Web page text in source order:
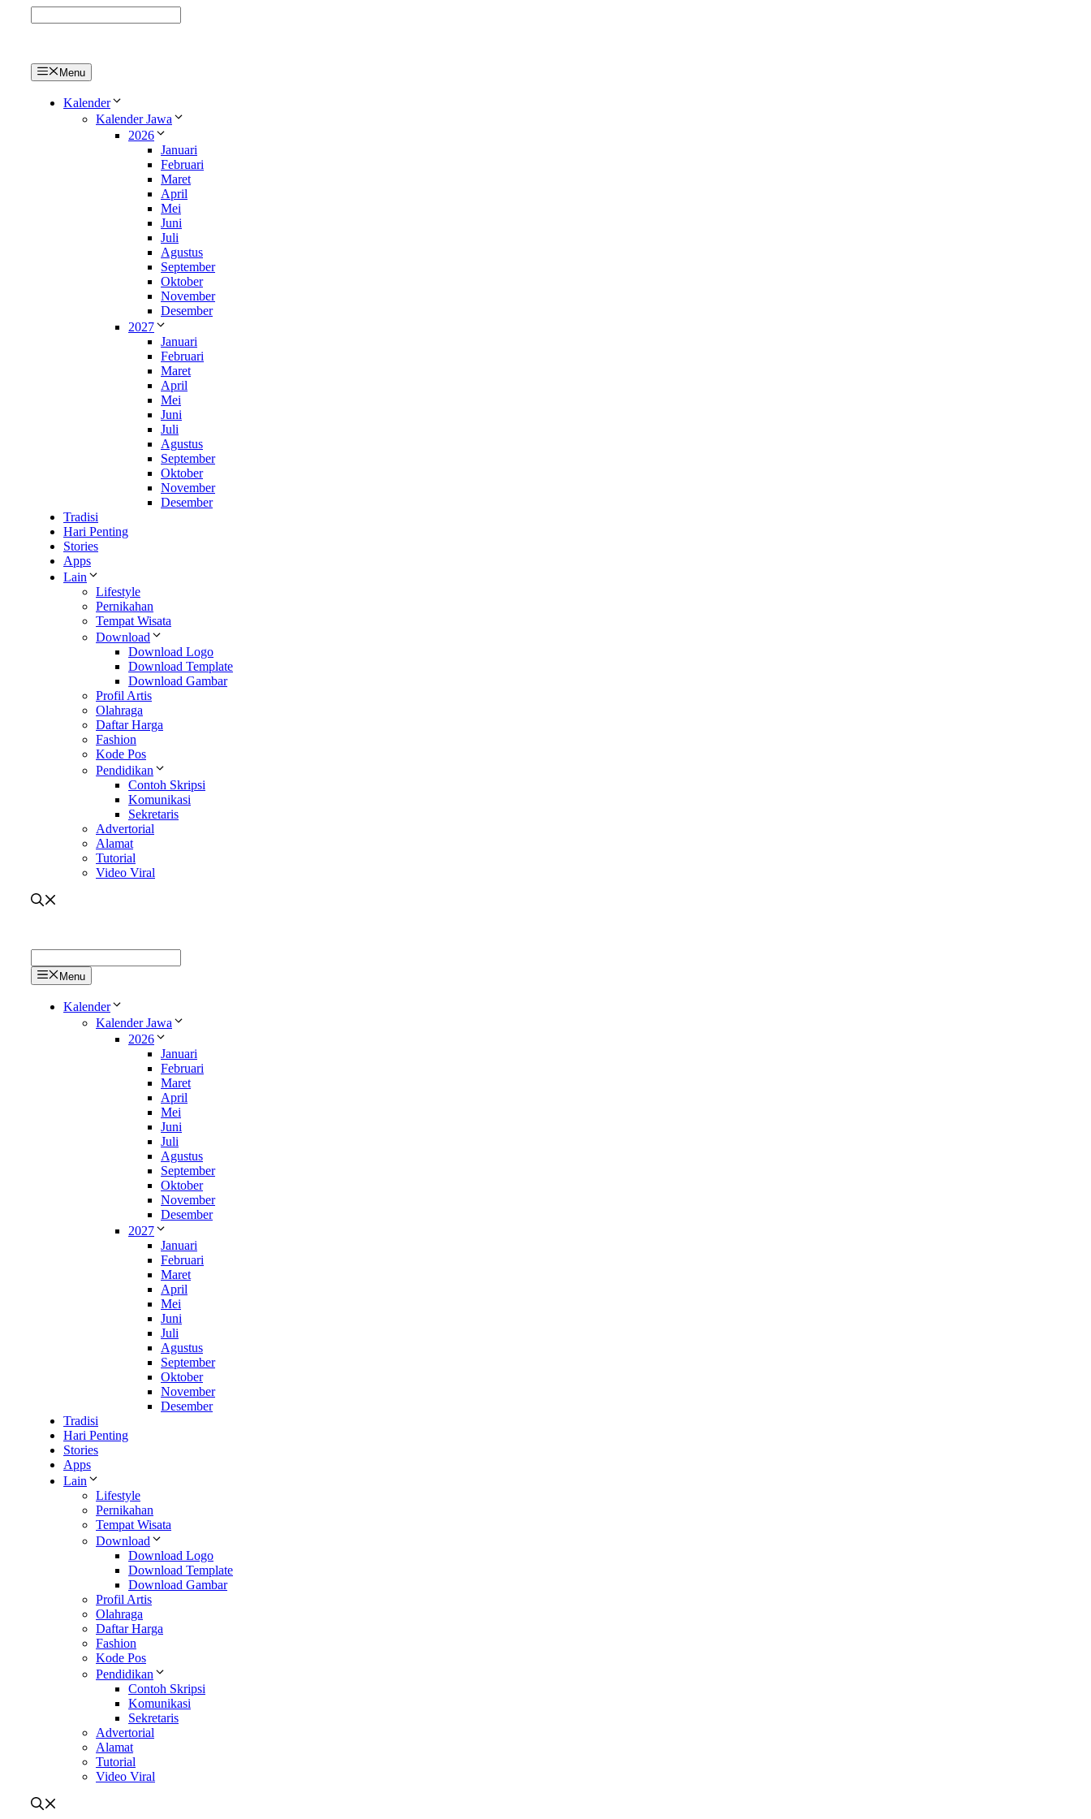
Menu
Kalender
Kalender Jawa
2026
Januari
Februari
Maret
April
Mei
Juni
Juli
Agustus
September
Oktober
November
Desember
2027
Januari
Februari
Maret
April
Mei
Juni
Juli
Agustus
September
Oktober
November
Desember
Tradisi
Hari Penting
Stories
Apps
Lain
Lifestyle
Pernikahan
Tempat Wisata
Download
Download Logo
Download Template
Download Gambar
Profil Artis
Olahraga
Daftar Harga
Fashion
Kode Pos
Pendidikan
Contoh Skripsi
Komunikasi
Sekretaris
Advertorial
Alamat
Tutorial
Video Viral
Menu
Kalender
Kalender Jawa
2026
Januari
Februari
Maret
April
Mei
Juni
Juli
Agustus
September
Oktober
November
Desember
2027
Januari
Februari
Maret
April
Mei
Juni
Juli
Agustus
September
Oktober
November
Desember
Tradisi
Hari Penting
Stories
Apps
Lain
Lifestyle
Pernikahan
Tempat Wisata
Download
Download Logo
Download Template
Download Gambar
Profil Artis
Olahraga
Daftar Harga
Fashion
Kode Pos
Pendidikan
Contoh Skripsi
Komunikasi
Sekretaris
Advertorial
Alamat
Tutorial
Video Viral